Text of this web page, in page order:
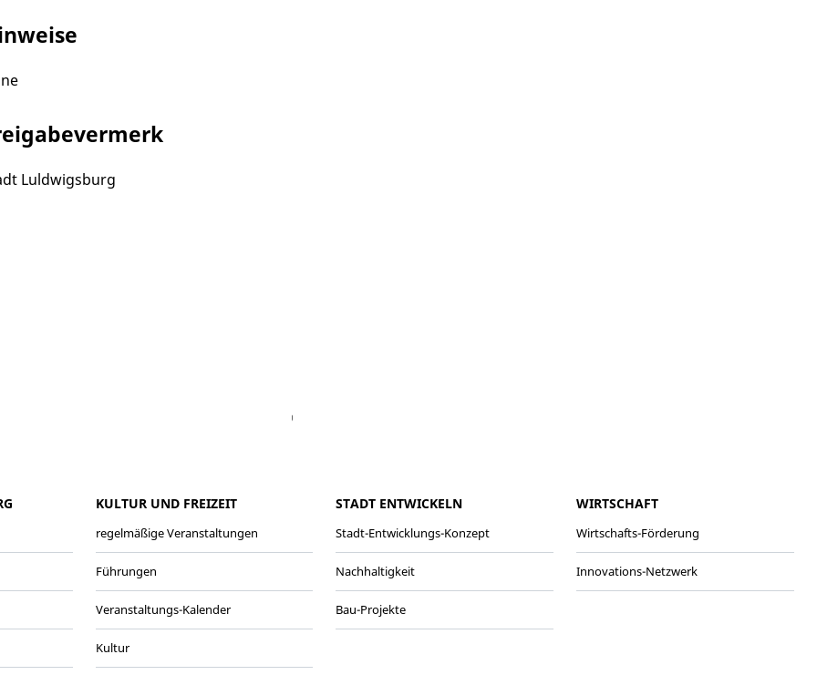
Luldwigsburg
Youtube
KULTUR UND FREIZEIT
regelmäßige Veranstaltungen
Führungen
Veranstaltungs-Kalender
Kultur
STADT ENTWICKELN
Stadt-Entwicklungs-Konzept
Nachhaltigkeit
Bau-Projekte
WIRTSCHAFT
Wirtschafts-Förderung
Innovations-Netzwerk